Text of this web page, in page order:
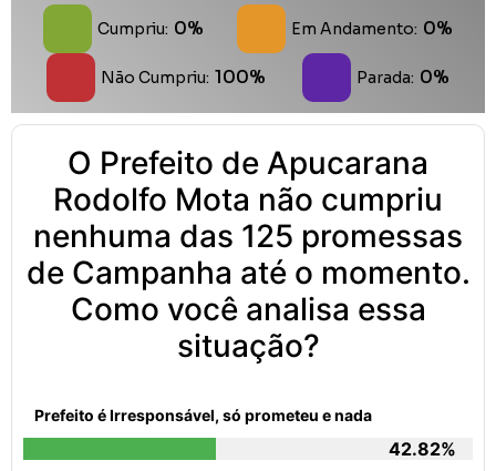
Cumpriu: 0% Em Andamento: 0%
Não Cumpriu: 100% Parada: 0%
O Prefeito de Apucarana
Rodolfo Mota não cumpriu
nenhuma das 125 promessas
de Campanha até o momento.
Como você analisa essa
situação?
Prefeito é Irresponsável, só prometeu e nada
42.82%